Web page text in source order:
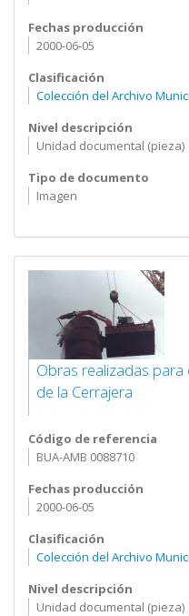
Fechas producción
2000-06-05
Clasificación
Colección del Archivo
Nivel descripción
Unidad documental (pieza)
Tipo de documento
Imagen
Obras realizadas
de la Cerrajera
Código de referencia
BUA-AMB 0088710
Fechas producción
2000-06-05
Clasificación
Colección del Archivo
Nivel descripción
Unidad documental (pieza)